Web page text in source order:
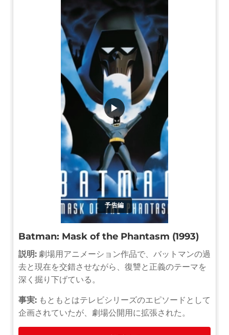
予告編
▶
Batman: Mask of the Phantasm (1993)
説明: 劇場用アニメーション作品で、バットマンの過
去と現在を交錯させながら、復讐と正義のテーマを
深く掘り下げている。
事実: もともとはテレビシリーズのエピソードとして
企画されていたが、劇場公開用に拡張された。